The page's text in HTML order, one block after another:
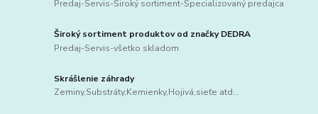
Predaj-Servis-Široký sortiment-Špecializovaný predajca
Široký sortiment produktov od značky DEDRA
Predaj-Servis-všetko skladom
Skrášlenie záhrady
Zeminy,Substráty,Kemienky,Hojivá,sieťe atd...